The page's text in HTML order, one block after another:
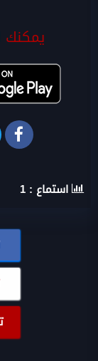
يمكنك
استماع : 1